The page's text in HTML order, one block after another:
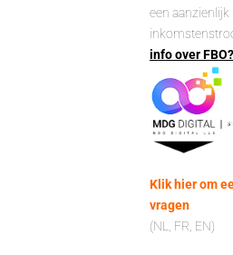
een
info over FBO?
Klik hier om
vragen
(NL, FR, EN)